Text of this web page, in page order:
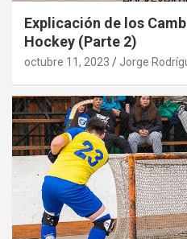
Explicación de los
Hockey (Parte 2)
octubre 11, 2023 Jorge